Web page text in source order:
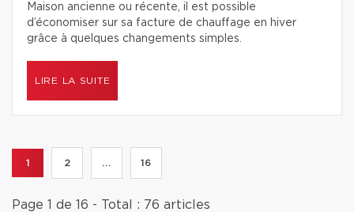
Maison ancienne ou récente, il est possible
d’économiser sur sa facture de chauffage en hiver
grâce à quelques changements simples.
LIRE LA SUITE
1 2 ... 16
Page 1 de 16 - Total : 76 articles